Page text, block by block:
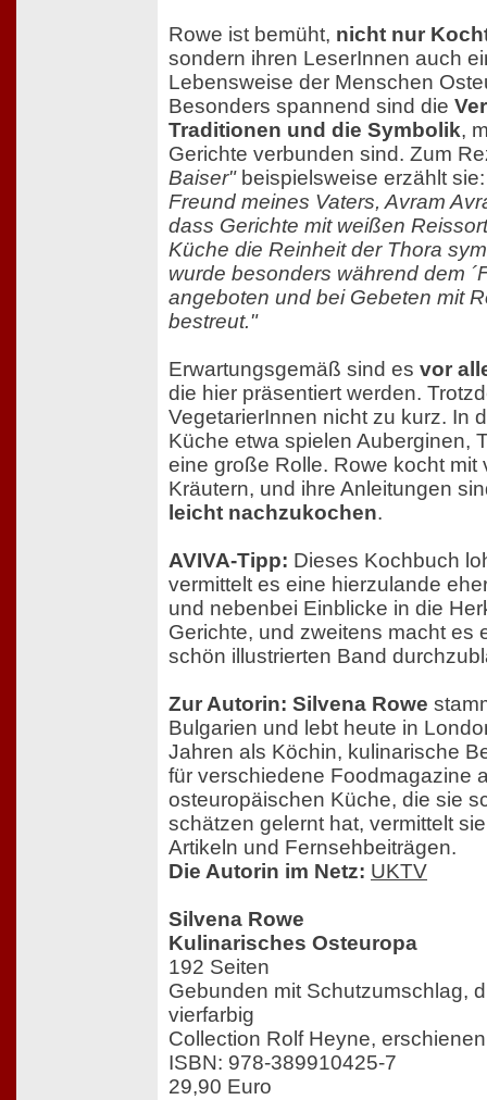
Rowe ist bemüht, nicht nur
sondern ihren LeserInnen auch
Lebensweise der Menschen
Besonders spannend sind die
Traditionen und die Symbolik,
Gerichte verbunden sind. Zum
Baiser"beispielsweise erzählt
Freund meines Vaters, Avram
dass Gerichte mit weißen
Küche die Reinheit der Thora
wurde besonders während dem
angeboten und bei Gebeten mit
bestreut."
Erwartungsgemäß sind es vor
die hier präsentiert werden.
VegetarierInnen nicht zu kurz. In
Küche etwa spielen Auberginen,
eine große Rolle. Rowe kocht mit
Kräutern, und ihre Anleitungen
leicht nachzukochen.
AVIVA-Tipp: Dieses Kochbuch
vermittelt es eine hierzulande
und nebenbei Einblicke in die
Gerichte, und zweitens macht es
schön illustrierten Band
Zur Autorin: Silvena Rowe
Bulgarien und lebt heute in
Jahren als Köchin, kulinarische
für verschiedene Foodmagazine
osteuropäischen Küche, die sie
schätzen gelernt hat, vermittelt
Artikeln und Fernsehbeiträgen.
Die Autorin im Netz: UKTV
Silvena Rowe
Kulinarisches Osteuropa
192 Seiten
Gebunden mit Schutzumschlag,
vierfarbig
Collection Rolf Heyne,
ISBN: 978-389910425-7
29,90 Euro